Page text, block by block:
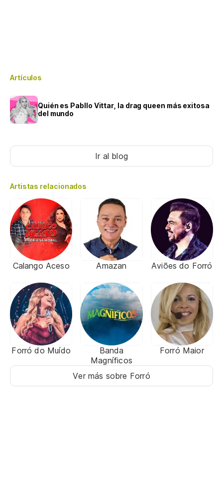
Artículos
Quién es Pabllo Vittar, la drag queen más exitosa
del mundo
Ir al blog
Artistas relacionados
Calango Aceso Amazan Aviões do Forró
Forró do Muído
Banda
Magníficos
Forró Maior
Ver más sobre Forró